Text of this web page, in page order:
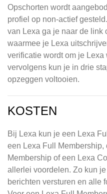
Opschorten wordt
profiel op non-actief
van Lexa ga je naar de link
waarmee je Lexa
verificatie wordt om je
vervolgens kun je in drie
opzeggen voltooien.
KOSTEN
Bij Lexa kun je een Lexa
een Lexa Full Membership,
Membership of een Lexa
allerlei voordelen. Zo kun
berichten versturen en alle